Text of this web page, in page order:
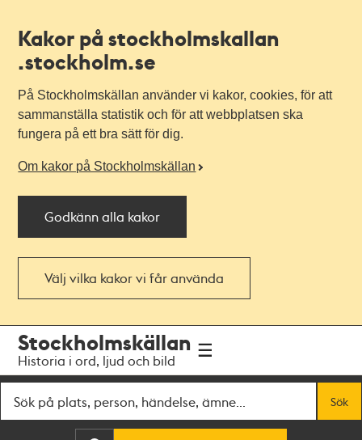
Kakor på stockholmskallan
.stockholm.se
På Stockholmskällan använder vi kakor, cookies, för att
sammanställa statistik och för att webbplatsen ska
fungera på ett bra sätt för dig.
Om kakor på Stockholmskällan
Godkänn alla kakor
Välj vilka kakor vi får använda
navigationen
huvudinnehållet
Stockholmskällan
Historia i ord, ljud och bild
Sök